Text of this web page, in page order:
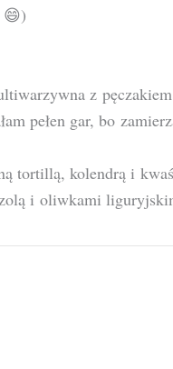
😄)
z
pełen gar, bo
tortillą, kolendrą i
i oliwkami